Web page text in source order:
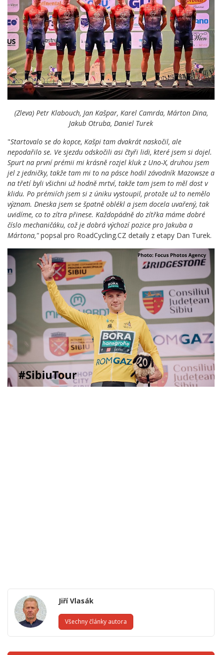
(Zleva) Petr Klabouch, Jan Kašpar, Karel Camrda, Márton Dina,
Jakub Otruba, Daniel Turek
"Startovalo se do kopce, Kašpi tam dvakrát naskočil, ale
nepodařilo se. Ve sjezdu odskočili asi čtyři lidi, které jsem si dojel.
Spurt na první prémii mi krásně rozjel kluk z Uno-X, druhou jsem
jel z jedničky, takže tam mi to na pásce hodil závodník Mazowsze a
na třetí byli všichni už hodně mrtví, takže tam jsem to měl dost v
klidu. Po prémiích jsem si z úniku vystoupil, protože už to nemělo
význam. Dneska jsem se špatně oblékl a jsem docela uvařený, tak
uvidíme, co to zítra přinese. Každopádně do zítřka máme dobré
číslo mechaničáku, což je dobrá výchozí pozice pro Jakuba a
Mártona,"popsal pro RoadCycling.CZ detaily z etapy Dan Turek.
Jiří Vlasák
Všechny články autora